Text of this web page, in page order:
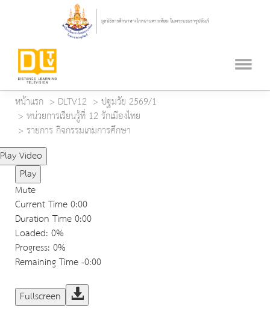
หน้าแรก DLTV12
ปฐมวัย 2569/1
หน่วยการเรียนรู้ที่ 12 รักเมืองไทย
รายการ กิจกรรมเกมการศึกษา
Play Video
Play
Mute
Current Time0:00
Duration Time0:00
Loaded: 0%
Progress: 0%
Remaining Time-0:00
Fullscreen